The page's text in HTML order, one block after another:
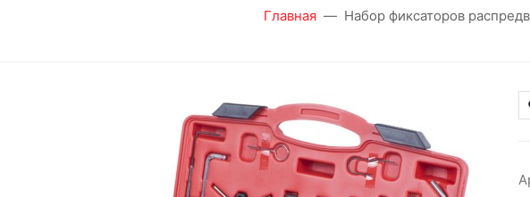
Главная Набор фиксаторов